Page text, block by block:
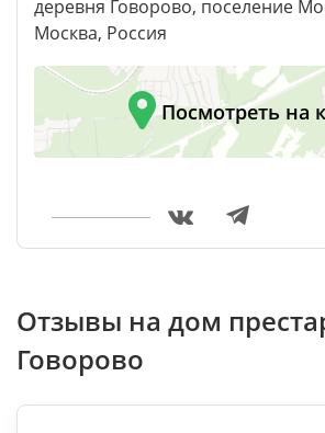
деревня Говорово, поселение
Москва, Россия
Посмотреть на
Отзывы на дом
Говорово